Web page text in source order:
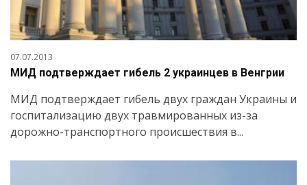
07.07.2013
МИД подтверждает гибель 2 украинцев в Венгрии
МИД подтверждает гибель двух граждан Украины и
госпитализацию двух травмированных из-за
дорожно-транспортного происшествия в...